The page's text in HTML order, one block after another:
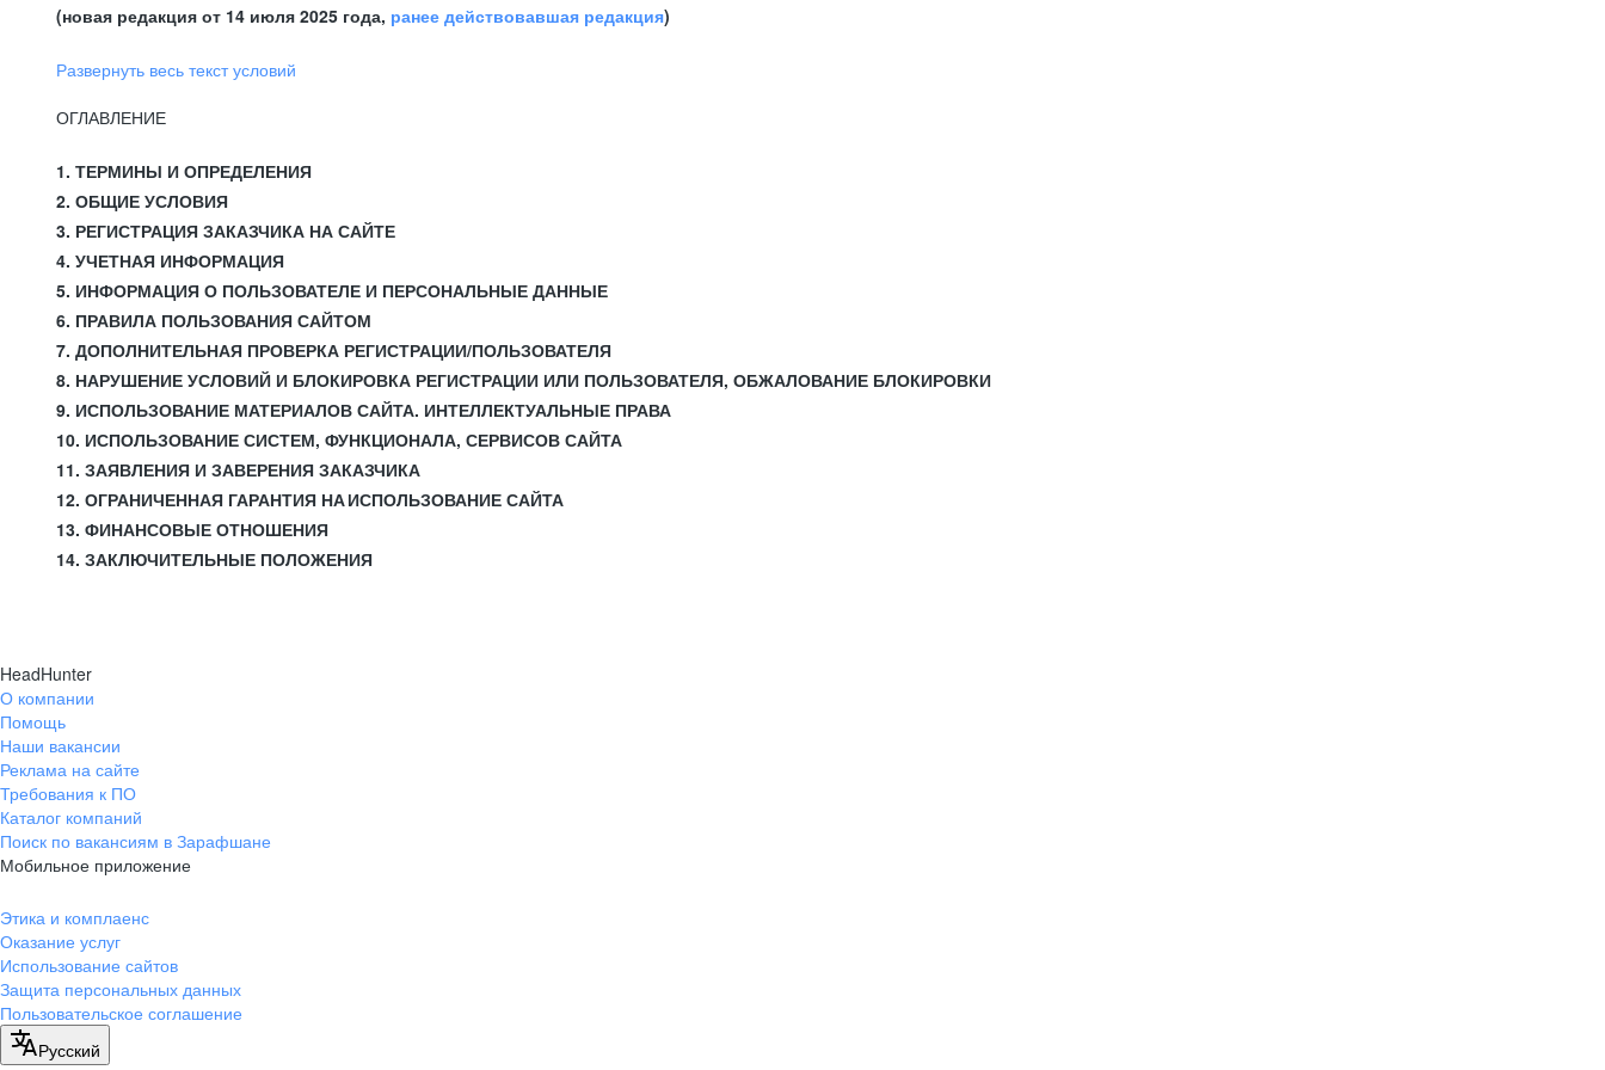
(новая редакция от 14 июля 2025 года, ранее действовавшая редакция)
Развернуть весь текст условий
ОГЛАВЛЕНИЕ
1. ТЕРМИНЫ И ОПРЕДЕЛЕНИЯ
2. ОБЩИЕ УСЛОВИЯ
3. РЕГИСТРАЦИЯ ЗАКАЗЧИКА НА САЙТЕ
4. УЧЕТНАЯ ИНФОРМАЦИЯ
5. ИНФОРМАЦИЯ О ПОЛЬЗОВАТЕЛЕ И ПЕРСОНАЛЬНЫЕ ДАННЫЕ
6. ПРАВИЛА ПОЛЬЗОВАНИЯ САЙТОМ
7. ДОПОЛНИТЕЛЬНАЯ ПРОВЕРКА РЕГИСТРАЦИИ/ПОЛЬЗОВАТЕЛЯ
8. НАРУШЕНИЕ УСЛОВИЙ И БЛОКИРОВКА РЕГИСТРАЦИИ ИЛИ ПОЛЬЗОВАТЕЛЯ, ОБЖАЛОВАНИЕ БЛОКИРОВКИ
9. ИСПОЛЬЗОВАНИЕ МАТЕРИАЛОВ САЙТА. ИНТЕЛЛЕКТУАЛЬНЫЕ ПРАВА
10. ИСПОЛЬЗОВАНИЕ СИСТЕМ, ФУНКЦИОНАЛА, СЕРВИСОВ САЙТА
11. ЗАЯВЛЕНИЯ И ЗАВЕРЕНИЯ ЗАКАЗЧИКА
12. ОГРАНИЧЕННАЯ ГАРАНТИЯ НА ИСПОЛЬЗОВАНИЕ САЙТА
13. ФИНАНСОВЫЕ ОТНОШЕНИЯ
14. ЗАКЛЮЧИТЕЛЬНЫЕ ПОЛОЖЕНИЯ
HeadHunter
О компании
Помощь
Наши вакансии
Реклама на сайте
Требования к ПО
Каталог компаний
Поиск по вакансиям в Зарафшане
Мобильное приложение
Этика и комплаенс
Оказание услуг
Использование сайтов
Защита персональных данных
Пользовательское соглашение
Русский